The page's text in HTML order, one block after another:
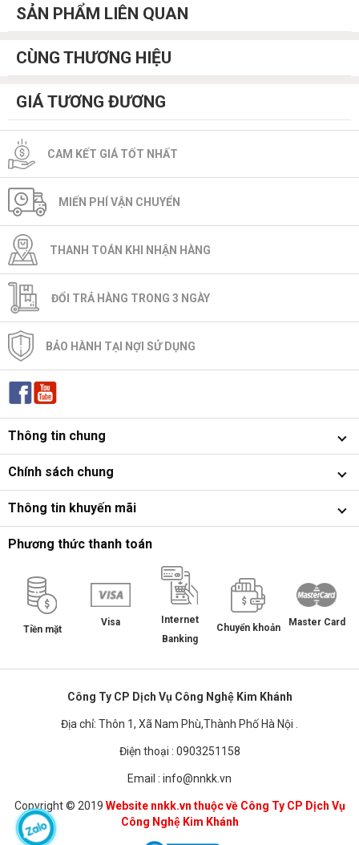
SẢN PHẨM LIÊN QUAN
CÙNG THƯƠNG HIỆU
GIÁ TƯƠNG ĐƯƠNG
CAM KẾT GIÁ TỐT NHẤT
MIẾN PHÍ VẬN CHUYỂN
THANH TOÁN KHI NHẬN HÀNG
ĐỔI TRẢ HÀNG TRONG 3 NGÀY
BẢO HÀNH TẠI NỢI SỬ DỤNG
Thông tin chung
Chính sách chung
Thông tin khuyến mãi
Phương thức thanh toán
Tiền mặt
Visa
Internet
Banking
Chuyển khoản Master Card
Công Ty CP Dịch Vụ Công Nghệ Kim Khánh
Địa chỉ: Thôn 1, Xã Nam Phù,Thành Phố Hà Nội .
Điện thoại : 0903251158
Email : info@nnkk.vn
Copyright © 2019 Website nnkk.vn thuộc về Công Ty CP Dịch Vụ
Công Nghệ Kim Khánh